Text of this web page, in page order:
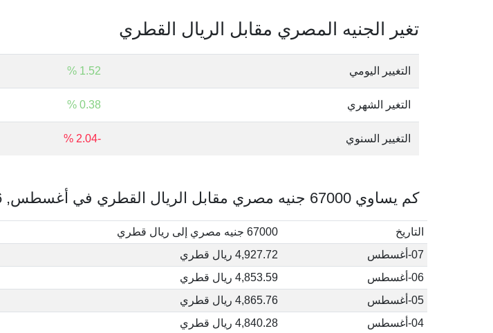
تغير الجنيه المصري مقابل الريال القطري
التغيير اليومي 1.52 %
التغير الشهري 0.38 %
التغيير السنوي -2.04 %
كم يساوي 67000 جنيه مصري مقابل الريال القطري في أغسطس, 2026
التاريخ
67000 جنيه مصري إلى ريال قطري
07-أغسطس
4,927.72 ريال قطري
06-أغسطس
4,853.59 ريال قطري
05-أغسطس
4,865.76 ريال قطري
04-أغسطس
4,840.28 ريال قطري